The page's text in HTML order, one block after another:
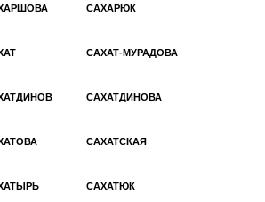
САХАРЮК
САХАТ-МУРАДОВА
САХАТДИНОВА
САХАТСКАЯ
САХАТЮК